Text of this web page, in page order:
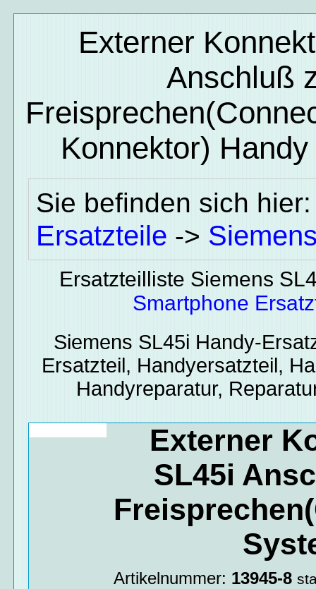
Externer
Anschluß
Konnektor)
Sie befinden sich
Ersatzteile ->
Ersatzteilliste Siemens
Smartphone
Siemens SL45i Handy-
Ersatzteil, Handyersatzteil,
Handyreparatur,
Externer
SL45i
Artikelnummer: 13945-8